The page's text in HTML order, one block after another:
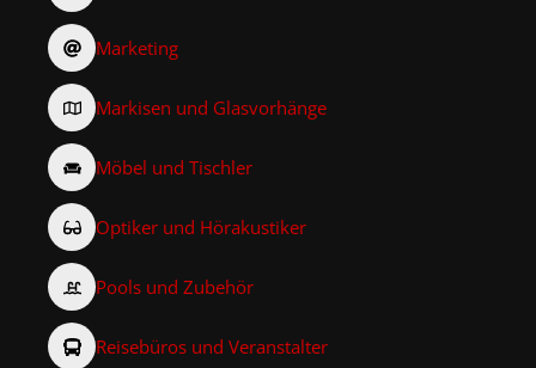
Marketing
Markisen und Glasvorhänge
Möbel und Tischler
Optiker und Hörakustiker
Pools und Zubehör
Reisebüros und Veranstalter